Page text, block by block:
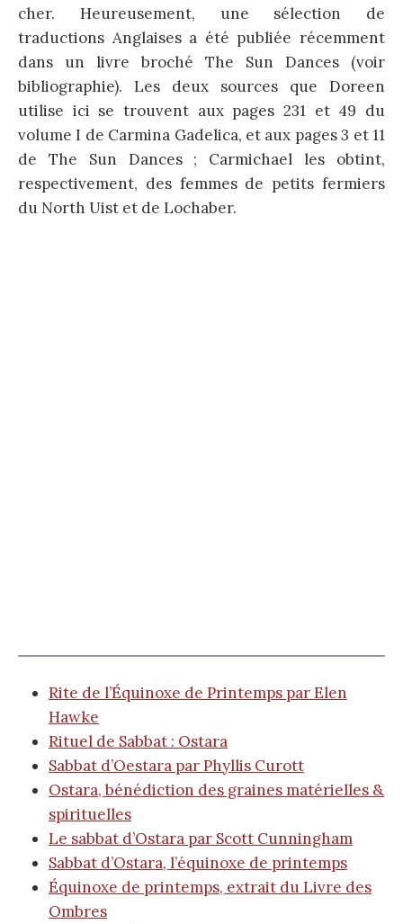
cher. Heureusement, une sélection de
traductions Anglaises a été publiée récemment
dans un livre broché The Sun Dances (voir
bibliographie). Les deux sources que Doreen
utilise ici se trouvent aux pages 231 et 49 du
volume I de Carmina Gadelica, et aux pages 3 et 11
de The Sun Dances ; Carmichael les obtint,
respectivement, des femmes de petits fermiers
du North Uist et de Lochaber.
Rite de l’Équinoxe de Printemps par Elen
Hawke
Rituel de Sabbat : Ostara
Sabbat d’Oestara par Phyllis Curott
Ostara, bénédiction des graines matérielles &
spirituelles
Le sabbat d’Ostara par Scott Cunningham
Sabbat d’Ostara, l’équinoxe de printemps
Équinoxe de printemps, extrait du Livre des
Ombres